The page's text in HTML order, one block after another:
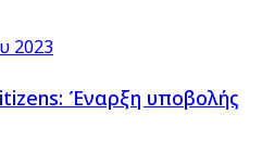
2023
Έναρξη υποβολής